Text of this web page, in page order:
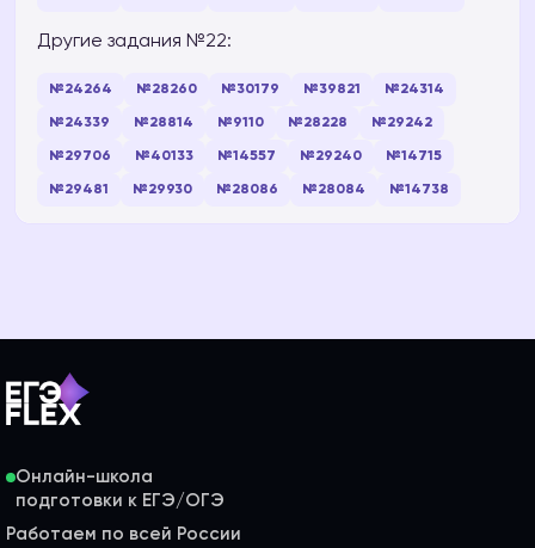
Другие задания №22:
№24264 №28260 №30179 №39821 №24314
№24339 №28814 №9110 №28228 №29242
№29706 №40133 №14557 №29240 №14715
№29481 №29930 №28086 №28084 №14738
Онлайн-школа
Работаем по всей России